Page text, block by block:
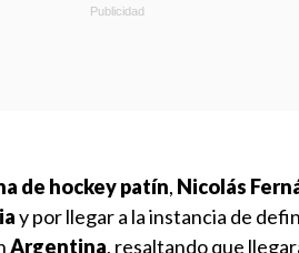
de hockey patín, Nicolás
y por llegar a la instancia de
Argentina, resaltando que